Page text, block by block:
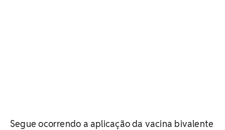
Segue ocorrendo a aplicação da vacina bivalente